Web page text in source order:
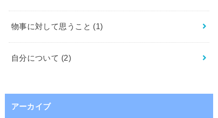
物事に対して思うこと (1)
自分について (2)
アーカイブ